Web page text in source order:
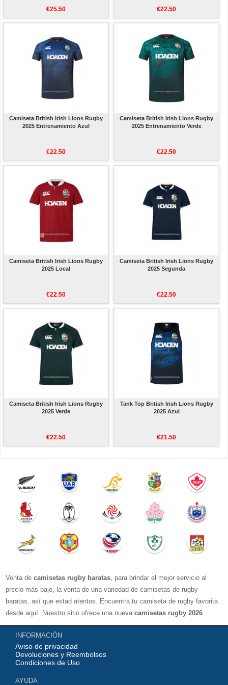
€25.50 €22.50
Camiseta British Irish Lions Rugby
2025 Entrenamiento Azul
€22.50
Camiseta British Irish Lions Rugby
2025 Entrenamiento Verde
€22.50
Camiseta British Irish Lions Rugby
2025 Local
€22.50
Camiseta British Irish Lions Rugby
2025 Segunda
€22.50
Camiseta British Irish Lions Rugby
2025 Verde
€22.50
Tank Top British Irish Lions Rugby
2025 Azul
€21.50
Venta de camisetas rugby baratas, para brindar el mejor servicio al
precio más bajo, la venta de una variedad de camisetas de rugby
baratas, así que estad atentos. Encuentra tu camiseta de rugby favorita
desde aquí. Nuestro sitio ofrece una nueva camisetas rugby 2026.
Disponible en una variedad de estilos y tamaños ¡Compre camisetas de
rugby baratas en línea!
INFORMACIÓN
Aviso de privacidad
Devoluciones y Reembolsos
Condiciones de Uso
AYUDA